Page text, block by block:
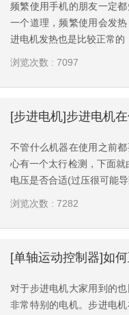
频繁使用手机的朋友一定
一个道理，频繁使用会发
进电机发热也是比较正常的
浏览次数 : 7097
[步进电机]步进电机
不管什么机器在使用之前
心有一个太行检测，下面
电压是否合适(过压很可能
浏览次数 : 7282
[单轴运动控制器]如
对于步进电机大家用到的
非常特别的电机。步进电